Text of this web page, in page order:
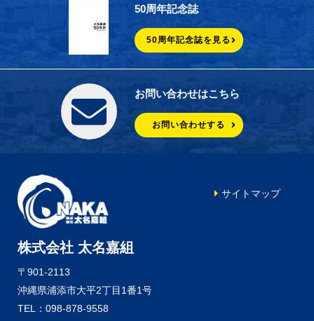
50周年記念誌
50周年記念誌を見る
お問い合わせはこちら
お問い合わせする
株式会社 太名嘉組
〒901-2113
沖縄県浦添市大平2丁目1番1号
TEL：098-878-9558
サイトマップ